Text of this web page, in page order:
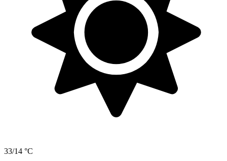
33/14 °C